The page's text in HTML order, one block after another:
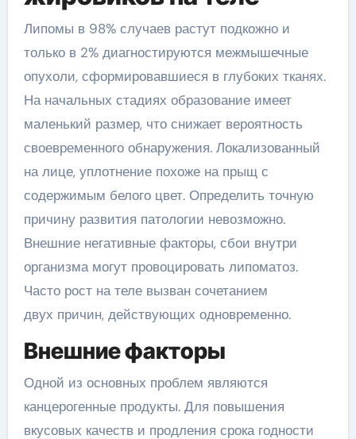
Липомы в 98% случаев растут подкожно и
только в 2% диагностируются межмышечные
опухоли, сформировавшиеся в глубоких тканях.
На начальных стадиях образование имеет
маленький размер, что снижает вероятность
своевременного обнаружения. Локализованный
на лице, уплотнение похоже на прыщ с
содержимым белого цвет. Определить точную
причину развития патологии невозможно.
Внешние негативные факторы, сбои внутри
организма могут провоцировать липоматоз.
Часто рост на теле вызван сочетанием
двух причин, действующих одновременно.
Внешние факторы
Одной из основных проблем являются
канцерогенные продукты. Для повышения
вкусовых качеств и продления срока годности